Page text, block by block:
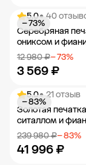
Добавить
5.0• 40
Серебряная
ониксом и
12 980 ₽− 73%
3 569 ₽
− 73%
Добавить
5.0• 21 отзыв
Золотая
ситаллом и
239 980 ₽− 83%
41 996 ₽
− 83%